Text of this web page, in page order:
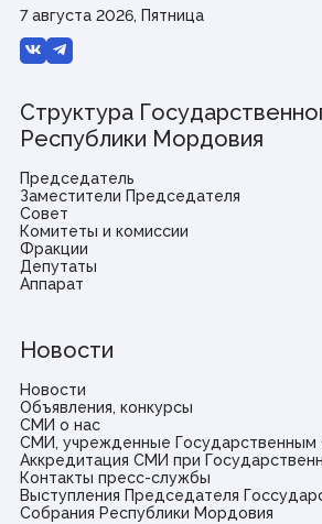
7 августа 2026, Пятница
Структура
Республики Мордовия
Председатель
Заместители Председателя
Совет
Комитеты и комиссии
Фракции
Депутаты
Аппарат
Новости
Новости
Объявления, конкурсы
СМИ о нас
СМИ, учрежденные
Аккредитация СМИ при
Контакты пресс-службы
Выступления Председателя
Собрания Республики Мордовия